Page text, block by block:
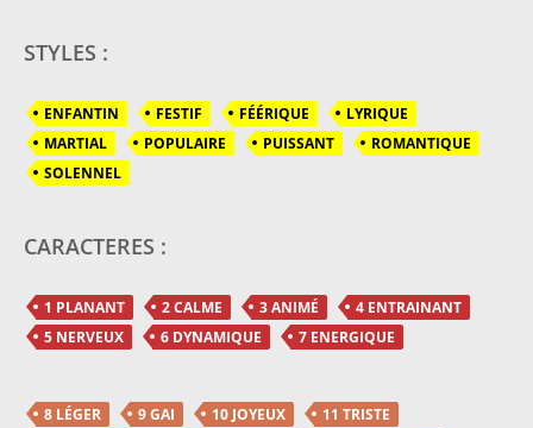
STYLES :
ENFANTIN FESTIF FÉÉRIQUE
LYRIQUE
MARTIAL
POPULAIRE PUISSANT
ROMANTIQUE
SOLENNEL
CARACTERES :
1 PLANANT 2 CALME 3 ANIMÉ
4 ENTRAINANT
5 NERVEUX
6 DYNAMIQUE 7 ENERGIQUE
8 LÉGER 9 GAI 10 JOYEUX
11 TRISTE